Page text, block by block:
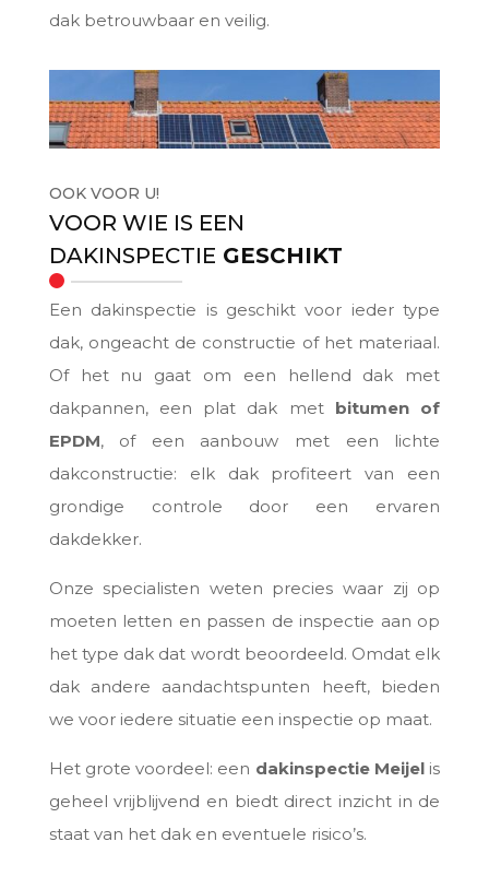
dak betrouwbaar en veilig.
OOK VOOR U!
VOOR WIE IS EEN
DAKINSPECTIE GESCHIKT
Een dakinspectie is geschikt voor ieder type
dak, ongeacht de constructie of het materiaal.
Of het nu gaat om een hellend dak met
dakpannen, een plat dak met bitumen of
EPDM, of een aanbouw met een lichte
dakconstructie: elk dak profiteert van een
grondige controle door een ervaren
dakdekker.
Onze specialisten weten precies waar zij op
moeten letten en passen de inspectie aan op
het type dak dat wordt beoordeeld. Omdat elk
dak andere aandachtspunten heeft, bieden
we voor iedere situatie een inspectie op maat.
Het grote voordeel: een dakinspectie Meijelis
geheel vrijblijvend en biedt direct inzicht in de
staat van het dak en eventuele risico’s.